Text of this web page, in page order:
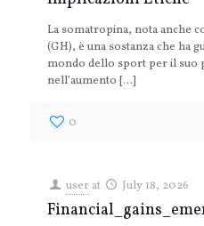
La somatropina, nota anche
(GH), è una sostanza che ha
mondo dello sport per il suo
nell’aumento […]
0
user at July 18, 2026